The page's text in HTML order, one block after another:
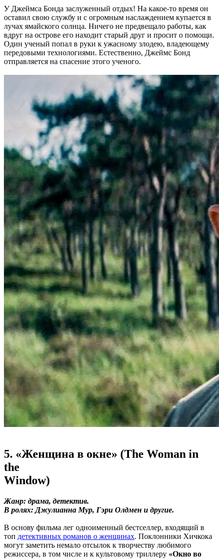
У Джеймса Бонда заслуженный отдых! На какое-то время он
оставил свою службу и с огромным наслаждением купается в
лучах ямайского солнца. Ничего не предвещало работы, как
вдруг на острове его находит старый друг и просит о помощи.
Один ученый попал в руки к ужасному злодею, владеющему
передовыми технологиями. Естественно, Джеймс Бонд
отправляется на спасение этого ученого.
5. «Женщина в окне» (The Woman in
the
Window)
Жанр: драма, детектив.
В ролях: Джулианна Мур, Гэри Олдмен и другие.
В основу фильма лег одноименный бестселлер, входящий в
топ детективных романов о женщинах. Поклонники Хичкока
могут заметить немало отсылок к творчеству любимого
режиссера, в том числе и к культовому триллеру «Окно во